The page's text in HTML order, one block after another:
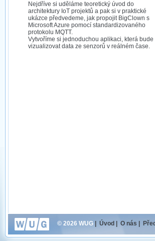
Nejdříve si uděláme teoretický úvod do
architektury IoT projektů a pak si v praktické
ukázce předvedeme, jak propojit BigClown s
Microsoft Azure pomocí standardizovaného
protokolu MQTT.
Vytvoříme si jednoduchou aplikaci, která bude
vizualizovat data ze senzorů v reálném čase.
© 2026 WUG Úvod O nás